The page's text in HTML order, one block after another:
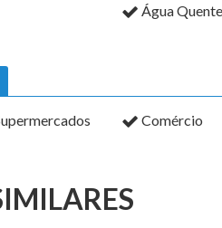
Água Quente
Comércio